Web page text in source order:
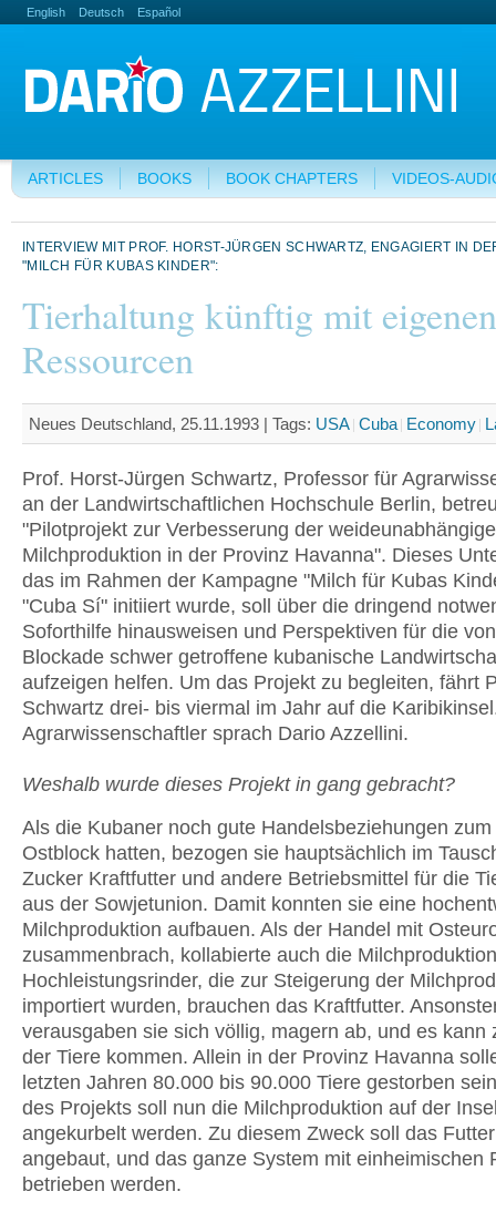
English Deutsch Español
ARTICLES BOOKS BOOK CHAPTERS VIDEOS-
INTERVIEW MIT PROF. HORST-JÜRGEN SCHWARTZ, ENGAGIERT IN
"MILCH FÜR KUBAS KINDER":
Tierhaltung künftig mit eigenen
Ressourcen
Neues Deutschland, 25.11.1993 | Tags: USA Cuba Economy
Prof. Horst-Jürgen Schwartz, Professor für
an der Landwirtschaftlichen Hochschule Berlin,
"Pilotprojekt zur Verbesserung der
Milchproduktion in der Provinz Havanna". Dieses
das im Rahmen der Kampagne "Milch für Kubas
"Cuba Sí" initiiert wurde, soll über die dringend
Soforthilfe hinausweisen und Perspektiven für die
Blockade schwer getroffene kubanische
aufzeigen helfen. Um das Projekt zu begleiten, fährt
Schwartz drei- bis viermal im Jahr auf die
Agrarwissenschaftler sprach Dario Azzellini.
Weshalb wurde dieses Projekt in gang gebracht?
Als die Kubaner noch gute Handelsbeziehungen
Ostblock hatten, bezogen sie hauptsächlich im
Zucker Kraftfutter und andere Betriebsmittel für die
aus der Sowjetunion. Damit konnten sie eine
Milchproduktion aufbauen. Als der Handel mit
zusammenbrach, kollabierte auch die
Hochleistungsrinder, die zur Steigerung der
importiert wurden, brauchen das Kraftfutter.
verausgaben sie sich völlig, magern ab, und es kann
der Tiere kommen. Allein in der Provinz Havanna
letzten Jahren 80.000 bis 90.000 Tiere gestorben
des Projekts soll nun die Milchproduktion auf der
angekurbelt werden. Zu diesem Zweck soll das
angebaut, und das ganze System mit einheimischen
betrieben werden.